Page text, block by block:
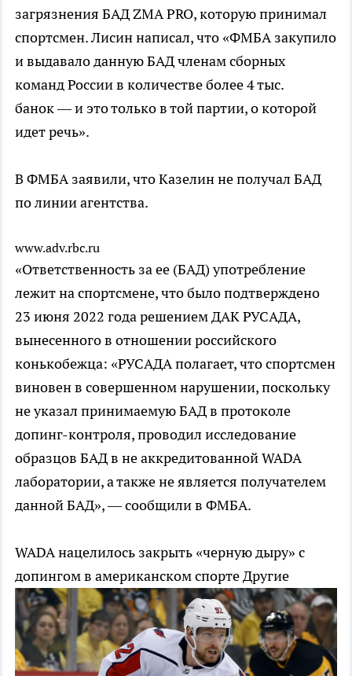
загрязнения БАД ZMA PRO, которую принимал
спортсмен. Лисин написал, что «ФМБА закупило
и выдавало данную БАД членам сборных
команд России в количестве более 4 тыс.
банок — и это только в той партии, о которой
идет речь».
В ФМБА заявили, что Казелин не получал БАД
по линии агентства.
www.adv.rbc.ru
«Ответственность за ее (БАД) употребление
лежит на спортсмене, что было подтверждено
23 июня 2022 года решением ДАК РУСАДА,
вынесенного в отношении российского
конькобежца: «РУСАДА полагает, что спортсмен
виновен в совершенном нарушении, поскольку
не указал принимаемую БАД в протоколе
допинг-контроля, проводил исследование
образцов БАД в не аккредитованной WADA
лаборатории, а также не является получателем
данной БАД», — сообщили в ФМБА.
WADA нацелилось закрыть «черную дыру» с
допингом в американском спортеДругие